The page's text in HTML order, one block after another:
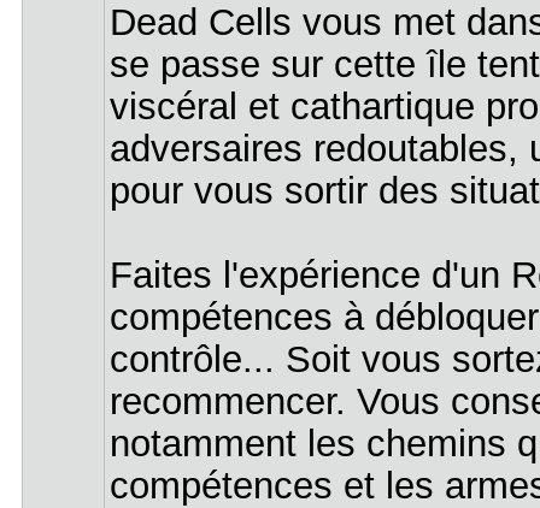
Dead Cells vous met
se passe sur cette île
viscéral et cathartique
adversaires redoutables,
pour vous sortir des
Faites l'expérience d'un
compétences à
contrôle... Soit vous
recommencer. Vous
notamment les chemins
compétences et les